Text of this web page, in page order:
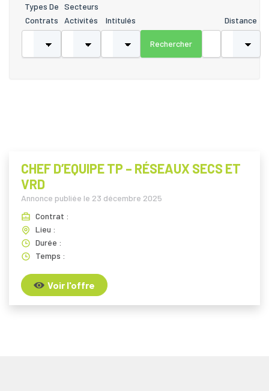
Distance
Types De
Contrats
Secteurs
Activités
Intitulés
CHEF D’EQUIPE TP – RÉSEAUX SECS ET
VRD
Annonce publiée le 23 décembre 2025
Contrat :
Lieu :
Durée :
Temps :
Voir l'offre